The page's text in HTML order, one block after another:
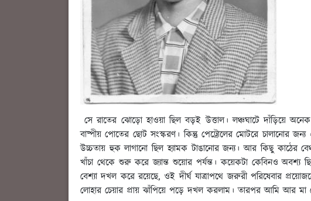
সে রাতের ঝোড়ো হাওয়া ছিল বড়ই উত্তাল। লঞ্চঘাটে দাঁড়িয়ে
বাষ্পীয় পোতের ছোট সংস্করণ। কিন্তু পেট্রোলের মোটরে চালানোর
উচ্চতায় হুক লাগানো ছিল হ্যামক টাঙানোর জন্য। আর কিছু কাঠের
খাঁচা থেকে শুরু করে জ্যান্ত শুয়োর পর্যন্ত। কয়েকটা কেবিনও
বেশ্যা দখল করে রয়েছে, ওই দীর্ঘ যাত্রাপথে জরুরী পরিষেবার
লোহার চেয়ার প্রায় ঝাঁপিয়ে পড়ে দখল করলাম। তারপর আমি আর মা